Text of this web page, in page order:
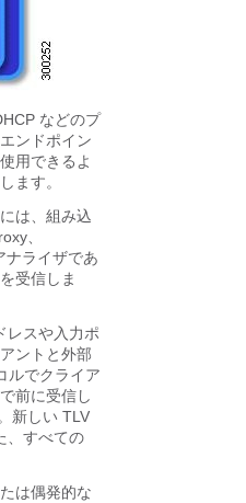
などのプ
ンドポイン
用できるよ
ます。
は、組み込
、
ナライザであ
受信しま
レスや入力ポ
ントと外部
ルでクライア
前に受信し
新しい TLV
、すべての
は偶発的な